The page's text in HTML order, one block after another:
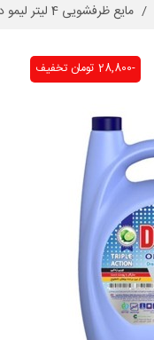
/ مایع ظرفشویی 4 لیتر لیمو دورتو
تخفیف -28,800 تومان